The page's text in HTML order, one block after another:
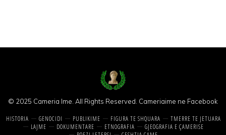
© 2025 Cameria Ime. All Rights Reserved. Cameriaime ne Facebook
HISTORIA GENOCIDI PUBLIKIME FIGURA TE SHQUARA
TMERRE TE JETUARA
LAJME
DOKUMENTARE ETNOGRAFIA
GJEOGRAFIA E ÇAMERISE